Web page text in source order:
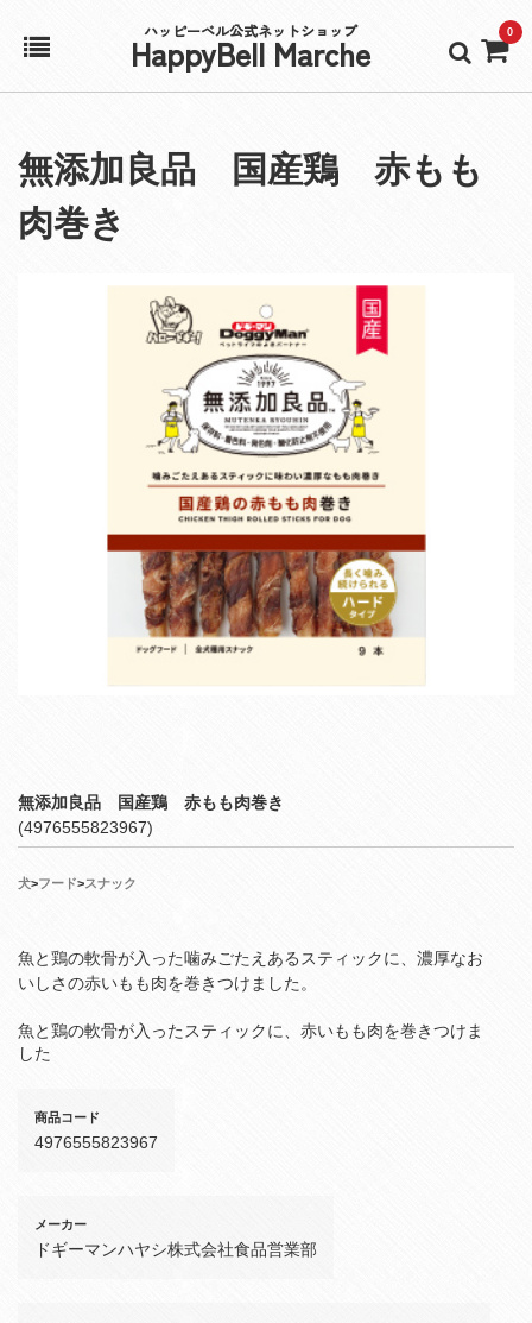
ハッピーベル公式ネットショップ
HappyBell Marche 0
アカウント
カート
無添加良品 国産鶏 赤もも
肉巻き
無添加良品 国産鶏 赤もも肉巻き
(4976555823967)
犬>フード>スナック
魚と鶏の軟骨が入った噛みごたえあるスティックに、濃厚なお
いしさの赤いもも肉を巻きつけました。
魚と鶏の軟骨が入ったスティックに、赤いもも肉を巻きつけま
した
商品コード
4976555823967
メーカー
ドギーマンハヤシ株式会社食品営業部